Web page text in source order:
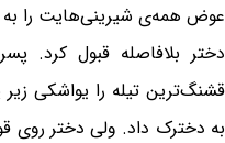
عوض همه‌ی شیرینی‌هایت را
دختر بلافاصله قبول کرد.
قشنگ‌ترین تیله را یواشکی زیر
به دخترک داد. ولی دختر روی